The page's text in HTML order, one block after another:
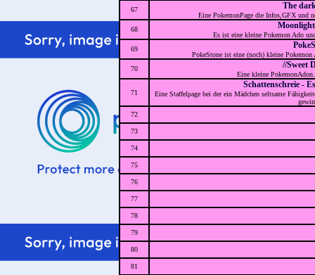
67
The
Eine PokemonPage die Infos,GFX und
68
Es ist eine kleine Pokemon Ado
69
PokeStone ist eine (noch) kleine
70
//Sweet
Eine kleine
71
Schattenschreie -
Eine Staffelpage bei der ein Mädchen seltsame
72
73
74
75
76
77
78
79
80
81